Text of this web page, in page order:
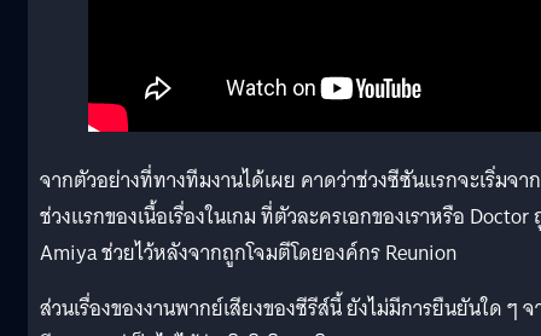
จากตัวอย่างที่ทางทีมงานได้เผย คาดว่าช่วงซีซันแรกจะเริ่มจาก
ช่วงแรกของเนื้อเรื่องในเกม ที่ตัวละครเอกของเราหรือ Doctor
Amiya ช่วยไว้หลังจากถูกโจมตีโดยองค์กร Reunion
ส่วนเรื่องของงานพากย์เสียงของซีรีส์นี้ ยังไม่มีการยืนยันใด ๆ